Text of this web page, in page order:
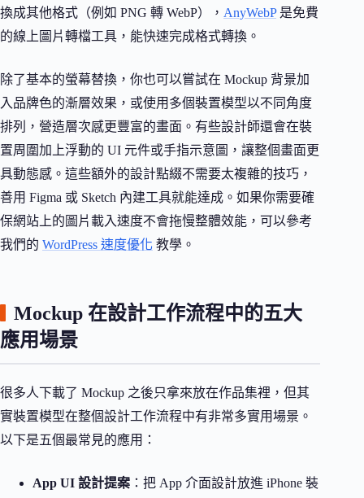
換成其他格式（例如 PNG 轉 WebP）， AnyWebP是免費
的線上圖片轉檔工具，能快速完成格式轉換。
除了基本的螢幕替換，你也可以嘗試在 Mockup 背景加
入品牌色的漸層效果，或使用多個裝置模型以不同角度
排列，營造層次感更豐富的畫面。有些設計師還會在裝
置周圍加上浮動的 UI 元件或手指示意圖，讓整個畫面更
具動態感。這些額外的設計點綴不需要太複雜的技巧，
善用 Figma 或 Sketch 內建工具就能達成。如果你需要確
保網站上的圖片載入速度不會拖慢整體效能，可以參考
我們的 WordPress 速度優化 教學。
Mockup 在設計工作流程中的五大
應用場景
很多人下載了 Mockup 之後只拿來放在作品集裡，但其
實裝置模型在整個設計工作流程中有非常多實用場景。
以下是五個最常見的應用：
App UI 設計提案 ：把 App 介面設計放進 iPhone 裝